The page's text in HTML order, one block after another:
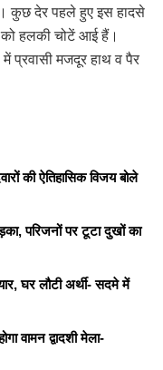
कुछ देर पहले हुए इस हादसे
को हलकी चोटें आई हैं।
प्रवासी मजदूर हाथ व पैर
की ऐतिहासिक विजय बोले
परिजनों पर टूटा दुखों का
घर लौटी अर्थी- सदमे में
वामन द्वादशी मेला-